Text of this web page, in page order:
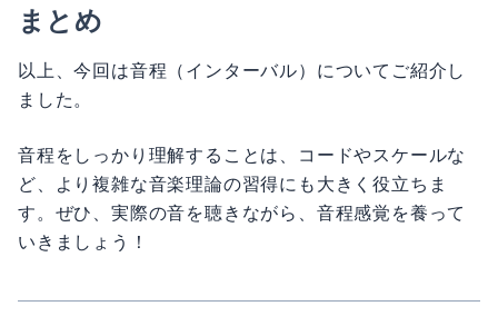
まとめ
以上、今回は音程（インターバル）についてご紹介し
ました。
音程をしっかり理解することは、コードやスケールな
ど、より複雑な音楽理論の習得にも大きく役立ちま
す。ぜひ、実際の音を聴きながら、音程感覚を養って
いきましょう！